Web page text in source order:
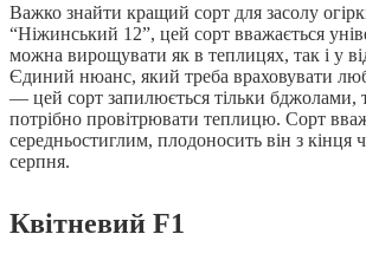
Важко знайти кращий сорт для засолу
“Ніжинський 12”, цей сорт вважається
можна вирощувати як в теплицях, так і у
Єдиний нюанс, який треба враховувати
— цей сорт запилюється тільки бджолами,
потрібно провітрювати теплицю. Сорт
середньостиглим, плодоносить він з кінця
серпня.
Квітневий F1